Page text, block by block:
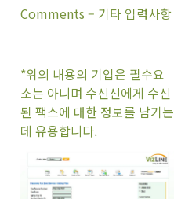
Comments – 기타 입력사항
*위의 내용의 기입은 필수요
소는 아니며 수신신에게 수신
된 팩스에 대한 정보를 남기는
데 유용합니다.